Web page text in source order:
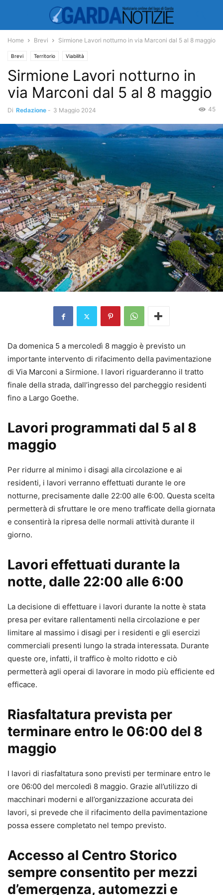
Home Brevi Sirmione Lavori notturno in via Marconi dal 5 al 8 maggio
Brevi Territorio Viabilità
Sirmione Lavori notturno in
via Marconi dal 5 al 8 maggio
Di Redazione - 3 Maggio 2024 45
Da domenica 5 a mercoledì 8 maggio è previsto un
importante intervento di rifacimento della pavimentazione
di Via Marconi a Sirmione. I lavori riguarderanno il tratto
finale della strada, dall’ingresso del parcheggio residenti
fino a Largo Goethe.
Lavori programmati dal 5 al 8
maggio
Per ridurre al minimo i disagi alla circolazione e ai
residenti, i lavori verranno effettuati durante le ore
notturne, precisamente dalle 22:00 alle 6:00. Questa scelta
permetterà di sfruttare le ore meno trafficate della giornata
e consentirà la ripresa delle normali attività durante il
giorno.
Lavori effettuati durante la
notte, dalle 22:00 alle 6:00
La decisione di effettuare i lavori durante la notte è stata
presa per evitare rallentamenti nella circolazione e per
limitare al massimo i disagi per i residenti e gli esercizi
commerciali presenti lungo la strada interessata. Durante
queste ore, infatti, il traffico è molto ridotto e ciò
permetterà agli operai di lavorare in modo più efficiente ed
efficace.
Riasfaltatura prevista per
terminare entro le 06:00 del 8
maggio
I lavori di riasfaltatura sono previsti per terminare entro le
ore 06:00 del mercoledì 8 maggio. Grazie all’utilizzo di
macchinari moderni e all’organizzazione accurata dei
lavori, si prevede che il rifacimento della pavimentazione
possa essere completato nel tempo previsto.
Accesso al Centro Storico
sempre consentito per mezzi
d’emergenza, automezzi e